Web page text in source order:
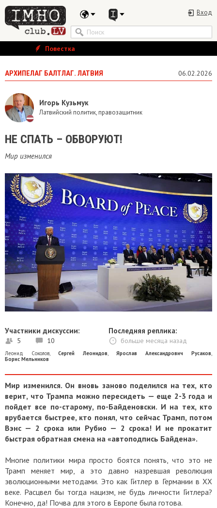
Вход
Повестка
АРХИПЕЛАГ БАЛТЛАГ. ЛАТВИЯ 06.02.2026
Игорь Кузьмук
Латвийский политик, правозащитник
​НЕ СПАТЬ – ОБВОРУЮТ!
Мир изменился
Участники дискуссии:
5 10
Последняя реплика:
больше месяца назад
Леонид Соколов, Сергей Леонидов, Ярослав Александрович Русаков,
Борис Мельников
Мир изменился. Он вновь заново поделился на тех, кто
верит, что Трампа можно пересидеть — еще 2-3 года и
пойдет все по-старому, по-Байденовски. И на тех, кто
врубается быстрее, кто понял, что сейчас Трамп, потом
Вэнс — 2 срока или Рубио — 2 срока! И не прокатит
быстрая обратная смена на «автоподпись Байдена».
Многие политики мира просто боятся понять, что это не
Трамп меняет мир, а это давно назревшая революция
эволюционными методами. Это как Гитлер в Германии в ХХ
веке. Расцвел бы тогда нацизм, не будь личности Гитлера?
Конечно, да! Почва для этого в Европе была готова.